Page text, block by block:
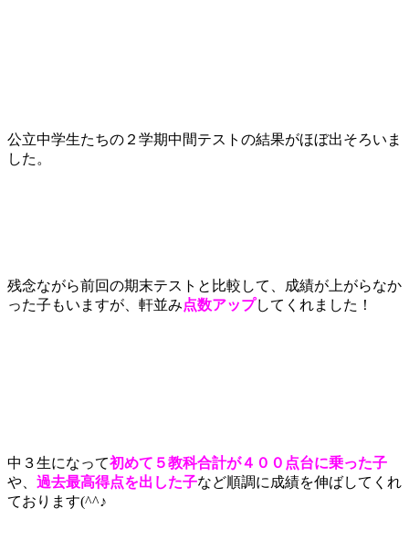
公立中学生たちの２学期中間テストの結果がほぼ出そろいま
した。
残念ながら前回の期末テストと比較して、成績が上がらなか
った子もいますが、軒並み点数アップしてくれました！
中３生になって初めて５教科合計が４００点台に乗った子
や、 過去最高得点を出した子など順調に成績を伸ばしてくれ
ております(^^♪